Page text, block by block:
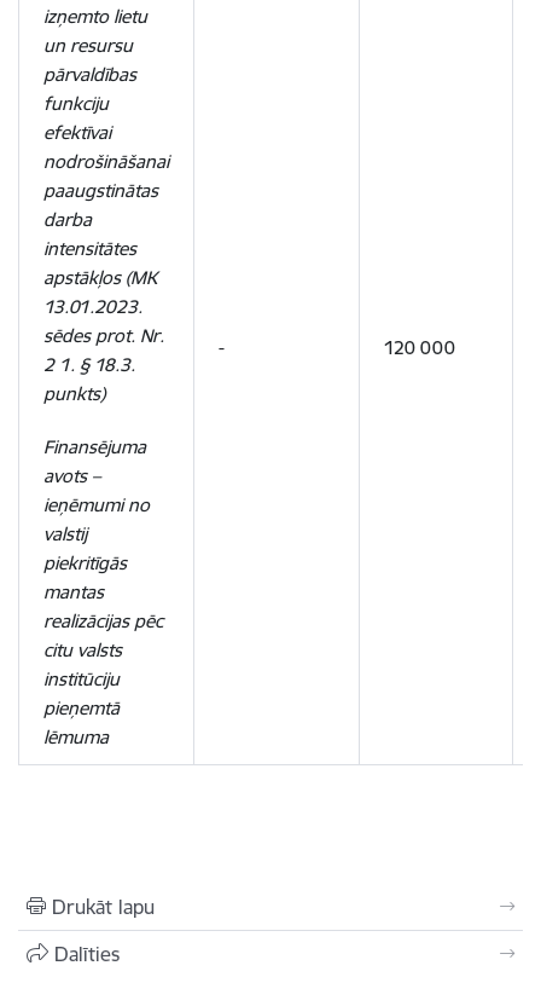
izņemto lietu
un resursu
pārvaldības
funkciju
efektīvai
nodrošināšanai
paaugstinātas
darba
intensitātes
apstākļos (MK
13.01.2023.
sēdes prot. Nr.
2 1. § 18.3.
punkts)
Finansējuma
avots –
ieņēmumi no
valstij
piekritīgās
mantas
realizācijas pēc
citu valsts
institūciju
pieņemtā
lēmuma
- 120 000
Drukāt lapu
Dalīties